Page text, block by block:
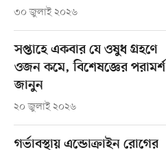
৩০ জুলাই ২০২৬
সপ্তাহে একবার যে ওষুধ গ্রহণে
ওজন কমে, বিশেষজ্ঞের পরামর্শ
জানুন
২০ জুলাই ২০২৬
গর্ভাবস্থায় এন্ডোক্রাইন রোগের